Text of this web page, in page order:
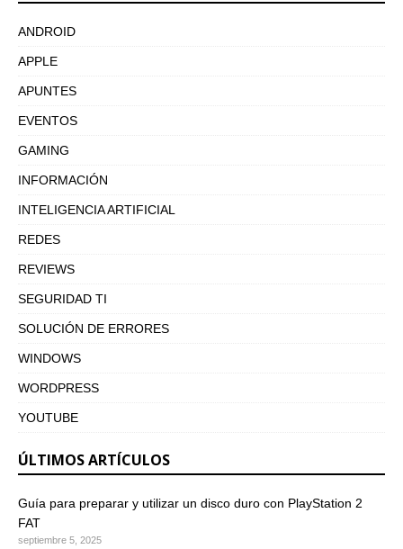
ANDROID
APPLE
APUNTES
EVENTOS
GAMING
INFORMACIÓN
INTELIGENCIA ARTIFICIAL
REDES
REVIEWS
SEGURIDAD TI
SOLUCIÓN DE ERRORES
WINDOWS
WORDPRESS
YOUTUBE
ÚLTIMOS ARTÍCULOS
Guía para preparar y utilizar un disco duro con PlayStation 2
FAT
septiembre 5, 2025